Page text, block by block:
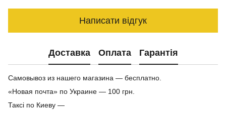
Написати відгук
Доставка Оплата Гарантія
Самовывоз из нашего магазина — бесплатно.
«Новая почта» по Украине — 100 грн.
Таксі по Киеву —